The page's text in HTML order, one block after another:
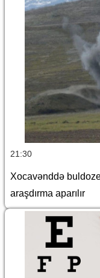
21:30
Xocavənddə
araşdırma aparılır